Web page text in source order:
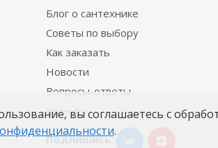
Блог о сантехнике
Советы по выбору
Как заказать
Новости
Вопросы-ответы
Бренды
Подпишись:
вы соглашаетесь с
.